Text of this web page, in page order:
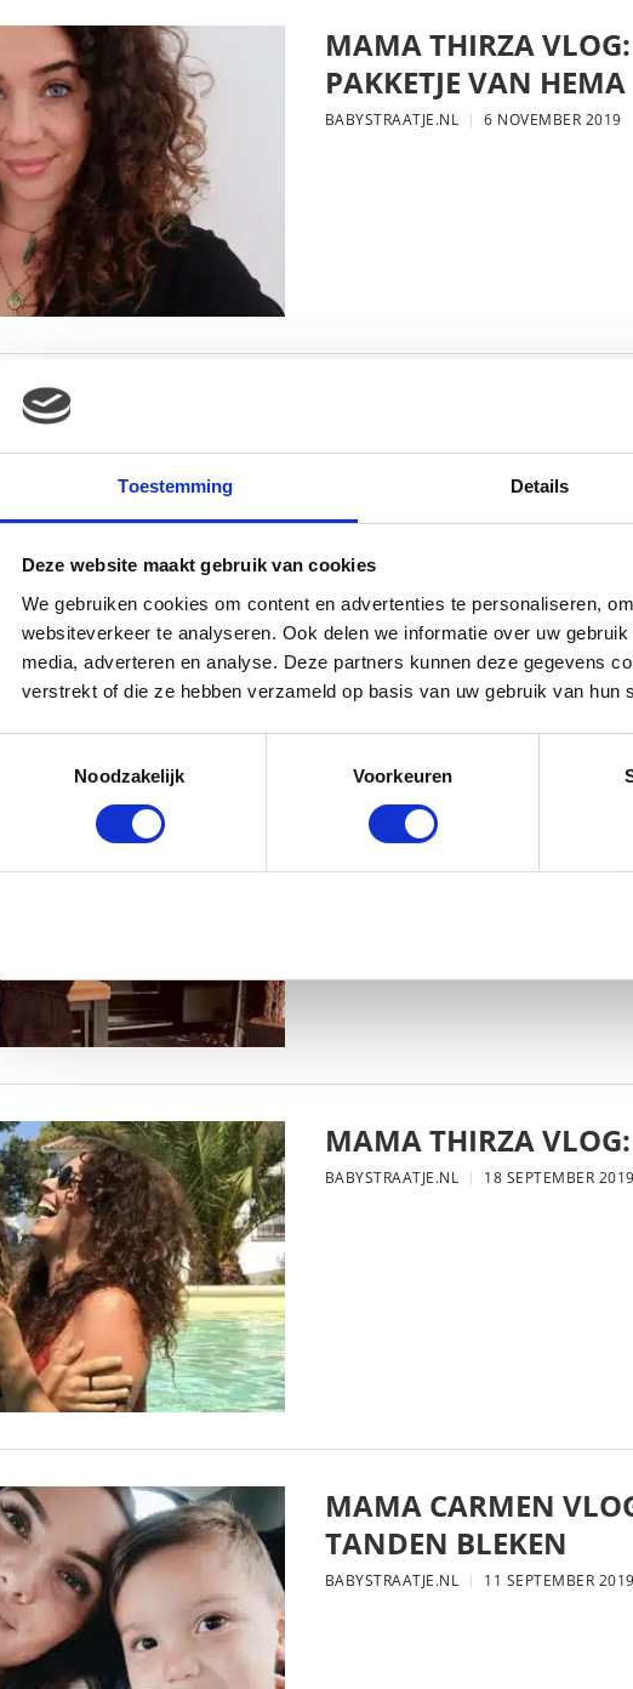
Toestemming Details
Deze website maakt gebruik van cookies
We gebruiken cookies om content en advertenties te personaliseren,
websiteverkeer te analyseren. Ook delen we informatie over uw
media, adverteren en analyse. Deze partners kunnen deze gegevens
verstrekt of die ze hebben verzameld op basis van uw gebruik van hun
Noodzakelijk
Voorkeuren
MAMA THIRZA
PAKKETJE VAN HEMA
BABYSTRAATJE.NL 6 NOVEMBER 2019
MAMA THIRZA
VERJAARDAG VIEREN
16 OKTOBER 2019
MAMA THIRZA
BABYSTRAATJE.NL
MAMA THIRZA
BABYSTRAATJE.NL 18 SEPTEMBER 2019
MAMA CARMEN
TANDEN BLEKEN
BABYSTRAATJE.NL 11 SEPTEMBER 2019